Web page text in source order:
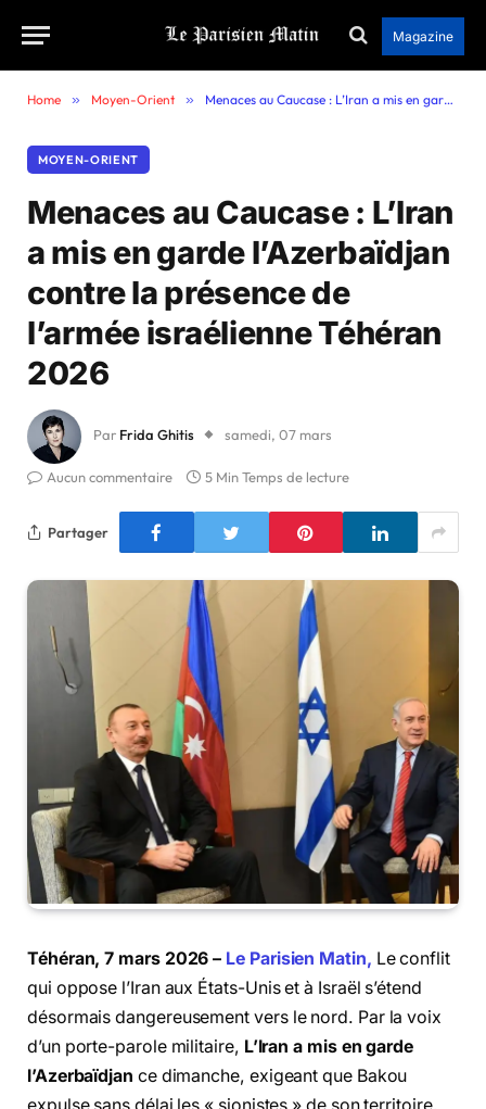
Magazine
Home » Moyen-Orient » Menaces au Caucase : L’Iran a mis en garde l’Azerbaïdjan contre la présence de l’armée israélienne Téhéran 2026
MOYEN-ORIENT
Menaces au Caucase : L’Iran
a mis en garde l’Azerbaïdjan
contre la présence de
l’armée israélienne Téhéran
2026
Par Frida Ghitis samedi, 07 mars
Aucun commentaire 5 Min Temps de lecture
Partager
Téhéran, 7 mars 2026 – Le Parisien Matin, Le conflit
qui oppose l’Iran aux États-Unis et à Israël s’étend
désormais dangereusement vers le nord. Par la voix
d’un porte-parole militaire, L’Iran a mis en garde
l’Azerbaïdjan ce dimanche, exigeant que Bakou